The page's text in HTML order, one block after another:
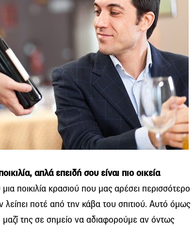
απλά επειδή σου είναι πιο οικεία
ποικιλία κρασιού που μας αρέσει περισσότερο
λείπει ποτέ από την κάβα του σπιτιού. Αυτό όμως
μαζί της σε σημείο να αδιαφορούμε αν όντως